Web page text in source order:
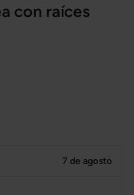
con raíces
7 de agosto